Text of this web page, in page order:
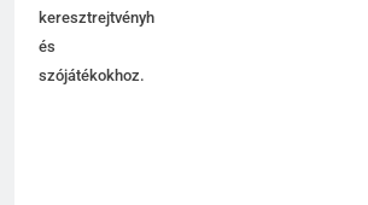
keresztrejtvényhez
és
szójátékokhoz.